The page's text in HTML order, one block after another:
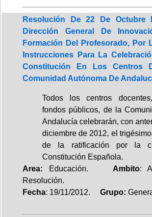
Resolución De 22 De Octubre
Dirección General De
Formación Del Profesorado, Por
Instrucciones Para La
Constitución En Los Centros
Comunidad Autónoma De
Todos los centros
fondos públicos, de la
Andalucía celebrarán, con
diciembre de 2012, el
de la ratificación por la
Constitución Española.
Area: Educación. Ambito:
Resolución.
Fecha: 19/11/2012. Grupo: